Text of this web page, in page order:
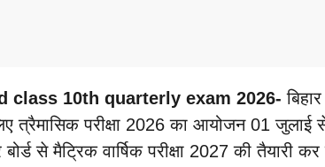
class 10th quarterly exam 2026-
त्रैमासिक परीक्षा 2026 का आयोजन 01
बोर्ड से मैट्रिक वार्षिक परीक्षा 2027 की